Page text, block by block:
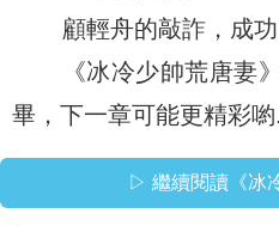
顧輕舟的敲詐，成功
《冰冷少帥荒唐妻
畢，下一章可能更精彩喲
▷ 繼續閱讀《冰